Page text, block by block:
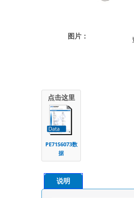
图片：
点击这里
PE71S6073数
据
说明